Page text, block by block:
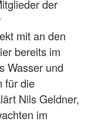
der
mit an den
bereits im
Wasser und
für die
Nils Geldner,
im